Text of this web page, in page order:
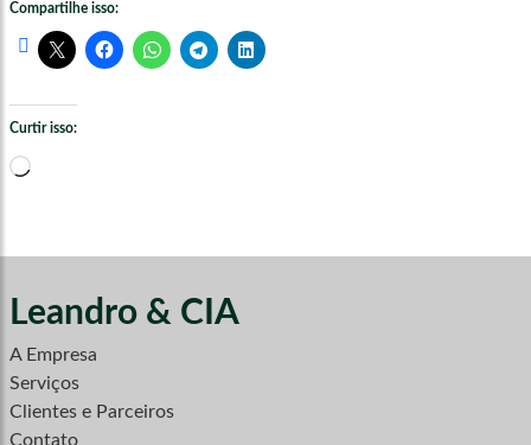
Compartilhe isso:
Curtir isso:
Carregando...
Leandro & CIA
A Empresa
Serviços
Clientes e Parceiros
Contato